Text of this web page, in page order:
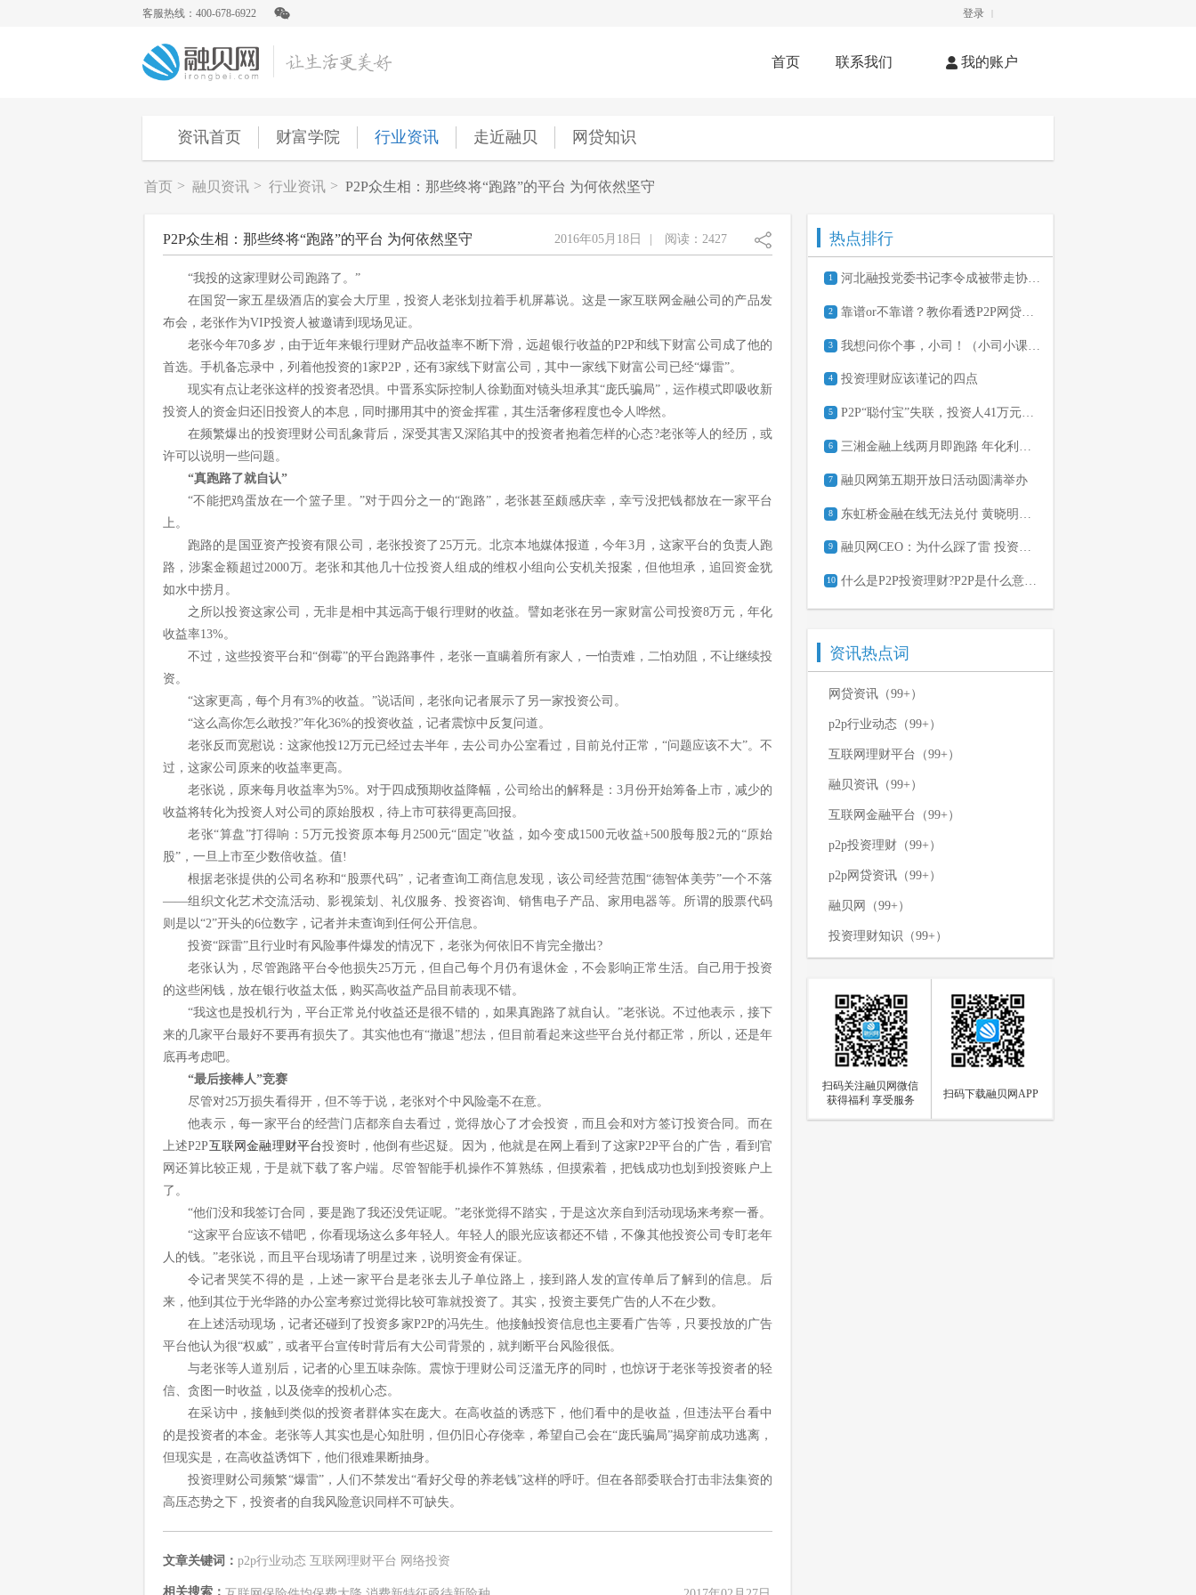
客服热线：400-678-6922 登录 |
首页 联系我们 我的账户
资讯首页 财富学院 行业资讯 走近融贝 网贷知识
首页 > 融贝资讯 > 行业资讯 > P2P众生相：那些终将“跑路”的平台 为何依然坚守
P2P众生相：那些终将“跑路”的平台 为何依然坚守 2016年05月18日 阅读：2427
“我投的这家理财公司跑路了。”
在国贸一家五星级酒店的宴会大厅里，投资人老张划拉着手机屏幕说。这是一家互联网金融公司的产品发
布会，老张作为VIP投资人被邀请到现场见证。
老张今年70多岁，由于近年来银行理财产品收益率不断下滑，远超银行收益的P2P和线下财富公司成了他的
首选。手机备忘录中，列着他投资的1家P2P，还有3家线下财富公司，其中一家线下财富公司已经“爆雷”。
现实有点让老张这样的投资者恐惧。中晋系实际控制人徐勤面对镜头坦承其“庞氏骗局”，运作模式即吸收新
投资人的资金归还旧投资人的本息，同时挪用其中的资金挥霍，其生活奢侈程度也令人哗然。
在频繁爆出的投资理财公司乱象背后，深受其害又深陷其中的投资者抱着怎样的心态?老张等人的经历，或
许可以说明一些问题。
“真跑路了就自认”
“不能把鸡蛋放在一个篮子里。”对于四分之一的“跑路”，老张甚至颇感庆幸，幸亏没把钱都放在一家平台
上。
跑路的是国亚资产投资有限公司，老张投资了25万元。北京本地媒体报道，今年3月，这家平台的负责人跑
路，涉案金额超过2000万。老张和其他几十位投资人组成的维权小组向公安机关报案，但他坦承，追回资金犹
如水中捞月。
之所以投资这家公司，无非是相中其远高于银行理财的收益。譬如老张在另一家财富公司投资8万元，年化
收益率13%。
不过，这些投资平台和“倒霉”的平台跑路事件，老张一直瞒着所有家人，一怕责难，二怕劝阻，不让继续投
资。
“这家更高，每个月有3%的收益。”说话间，老张向记者展示了另一家投资公司。
“这么高你怎么敢投?”年化36%的投资收益，记者震惊中反复问道。
老张反而宽慰说：这家他投12万元已经过去半年，去公司办公室看过，目前兑付正常，“问题应该不大”。不
过，这家公司原来的收益率更高。
老张说，原来每月收益率为5%。对于四成预期收益降幅，公司给出的解释是：3月份开始筹备上市，减少的
收益将转化为投资人对公司的原始股权，待上市可获得更高回报。
老张“算盘”打得响：5万元投资原本每月2500元“固定”收益，如今变成1500元收益+500股每股2元的“原始
股”，一旦上市至少数倍收益。值!
根据老张提供的公司名称和“股票代码”，记者查询工商信息发现，该公司经营范围“德智体美劳”一个不落
——组织文化艺术交流活动、影视策划、礼仪服务、投资咨询、销售电子产品、家用电器等。所谓的股票代码
则是以“2”开头的6位数字，记者并未查询到任何公开信息。
投资“踩雷”且行业时有风险事件爆发的情况下，老张为何依旧不肯完全撤出?
老张认为，尽管跑路平台令他损失25万元，但自己每个月仍有退休金，不会影响正常生活。自己用于投资
的这些闲钱，放在银行收益太低，购买高收益产品目前表现不错。
“我这也是投机行为，平台正常兑付收益还是很不错的，如果真跑路了就自认。”老张说。不过他表示，接下
来的几家平台最好不要再有损失了。其实他也有“撤退”想法，但目前看起来这些平台兑付都正常，所以，还是年
底再考虑吧。
“最后接棒人”竞赛
尽管对25万损失看得开，但不等于说，老张对个中风险毫不在意。
他表示，每一家平台的经营门店都亲自去看过，觉得放心了才会投资，而且会和对方签订投资合同。而在
上述P2P互联网金融理财平台投资时，他倒有些迟疑。因为，他就是在网上看到了这家P2P平台的广告，看到官
网还算比较正规，于是就下载了客户端。尽管智能手机操作不算熟练，但摸索着，把钱成功也划到投资账户上
了。
“他们没和我签订合同，要是跑了我还没凭证呢。”老张觉得不踏实，于是这次亲自到活动现场来考察一番。
“这家平台应该不错吧，你看现场这么多年轻人。年轻人的眼光应该都还不错，不像其他投资公司专盯老年
人的钱。”老张说，而且平台现场请了明星过来，说明资金有保证。
令记者哭笑不得的是，上述一家平台是老张去儿子单位路上，接到路人发的宣传单后了解到的信息。后
来，他到其位于光华路的办公室考察过觉得比较可靠就投资了。其实，投资主要凭广告的人不在少数。
在上述活动现场，记者还碰到了投资多家P2P的冯先生。他接触投资信息也主要看广告等，只要投放的广告
平台他认为很“权威”，或者平台宣传时背后有大公司背景的，就判断平台风险很低。
与老张等人道别后，记者的心里五味杂陈。震惊于理财公司泛滥无序的同时，也惊讶于老张等投资者的轻
信、贪图一时收益，以及侥幸的投机心态。
在采访中，接触到类似的投资者群体实在庞大。在高收益的诱惑下，他们看中的是收益，但违法平台看中
的是投资者的本金。老张等人其实也是心知肚明，但仍旧心存侥幸，希望自己会在“庞氏骗局”揭穿前成功逃离，
但现实是，在高收益诱饵下，他们很难果断抽身。
投资理财公司频繁“爆雷”，人们不禁发出“看好父母的养老钱”这样的呼吁。但在各部委联合打击非法集资的
高压态势之下，投资者的自我风险意识同样不可缺失。
文章关键词： p2p行业动态 互联网理财平台 网络投资
相关搜索：
热点排行
1 河北融投党委书记李令成被带走协助调查
2
3
4 投资理财应该谨记的四点
5 P2P“聪付宝”失联，投资人41万元本金怎么办
6
7 融贝网第五期开放日活动圆满举办
8
9 融贝网CEO：为什么踩了雷 投资的钱难收回？
10 什么是P2P投资理财?P2P是什么意思?
资讯热点词
网贷资讯（99+）
p2p行业动态（99+）
互联网理财平台（99+）
融贝资讯（99+）
互联网金融平台（99+）
p2p投资理财（99+）
p2p网贷资讯（99+）
融贝网（99+）
投资理财知识（99+）
网络投资理财（99+）
p2p资讯新闻（99+）
理财攻略（99+）
如何投资理财（97）
p2p网贷（94） 网贷知识（85）
扫码关注融贝网微信
获得福利 享受服务
扫码下载融贝网APP